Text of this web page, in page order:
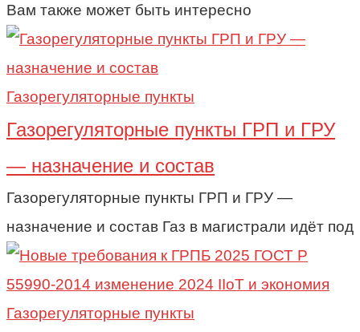
Вам также может быть интересно
Газорегуляторные пункты
Газорегуляторные пункты ГРП и ГРУ
— назначение и состав
Газорегуляторные пункты ГРП и ГРУ —
назначение и состав Газ в магистрали идёт под
Газорегуляторные пункты